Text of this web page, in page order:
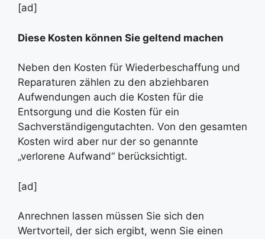
[ad]
Diese Kosten können Sie geltend machen
Neben den Kosten für Wiederbeschaffung und
Reparaturen zählen zu den abziehbaren
Aufwendungen auch die Kosten für die
Entsorgung und die Kosten für ein
Sachverständigengutachten. Von den gesamten
Kosten wird aber nur der so genannte
„verlorene Aufwand“ berücksichtigt.
[ad]
Anrechnen lassen müssen Sie sich den
Wertvorteil, der sich ergibt, wenn Sie einen